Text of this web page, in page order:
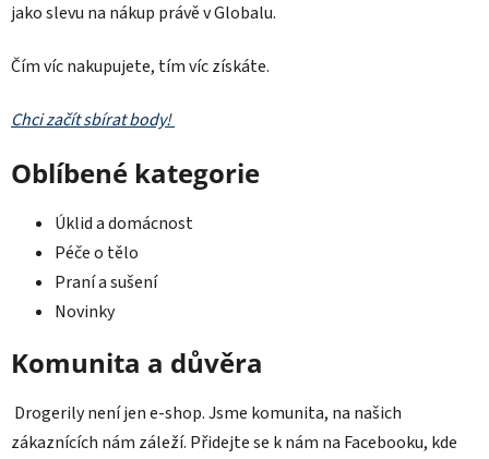
jako slevu na nákup právě v Globalu.
Čím víc nakupujete, tím víc získáte.
Chci začít sbírat body!
Oblíbené kategorie
Úklid a domácnost
Péče o tělo
Praní a sušení
Novinky
Komunita a důvěra
Drogerily není jen e-shop. Jsme komunita, na našich
zákaznících nám záleží. Přidejte se k nám na Facebooku, kde